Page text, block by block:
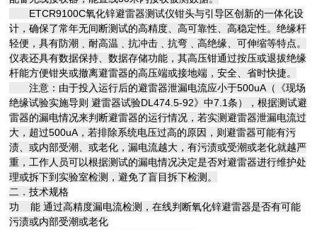
ETCR9100C氧化锌避雷器测试仪钳头与引导区创新的一体化设
计，确保了常年无间断测试的高精度、高可靠性、高稳定性。绝缘杆
轻便，具有防潮﹑耐高温﹑抗冲击﹑抗弯﹑高绝缘、可伸缩等特点。
仪表还具有数据保持、数据存储功能，其高压钳通过按压或退拔绝缘
杆能方便钳夹或撤离避雷器的高压端或接地端，安全、省时快捷。
注意：由于投入运行后的避雷器泄漏电流应小于500uA（《现场
绝缘试验实施导则 避雷器试验DL474.5-92》中7.1条），根据测试避
雷器的漏电情况来判断避雷器的运行情况，若实测避雷器泄漏电流过
大，超过500uA，若排除系统电压过高的原因，则避雷器可能有污
渍、或内部受潮、或老化，漏电流越大，有污渍或受潮或老化就越严
重，工作人员可以根据测试的漏电情况决定是否对避雷器进行维护处
理或拆下到实验室检测，避免了盲目拆下检测。
二．技术规格
功 能 通过高精度漏电流检测，在线判断氧化锌避雷器是否有可能
污渍或内部受潮或老化